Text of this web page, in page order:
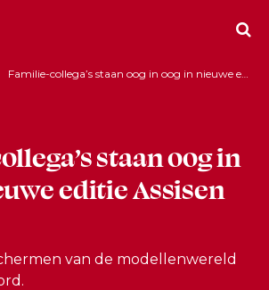
Familie-collega’s staan oog in oog in nieuwe editie Assisen Live
staan oog in
editie Assisen
van de modellenwereld